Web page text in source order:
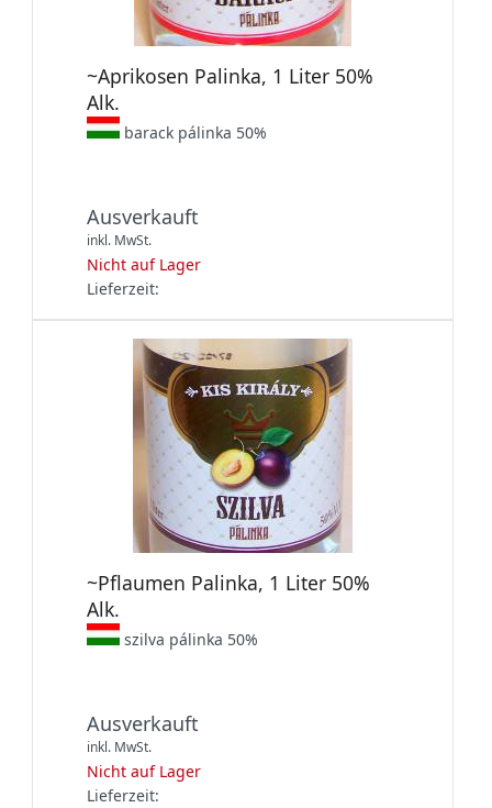
~Aprikosen Palinka, 1 Liter 50%
Alk.
barack pálinka 50%
Ausverkauft
inkl. MwSt.
Nicht auf Lager
Lieferzeit:
~Pflaumen Palinka, 1 Liter 50%
Alk.
szilva pálinka 50%
Ausverkauft
inkl. MwSt.
Nicht auf Lager
Lieferzeit: